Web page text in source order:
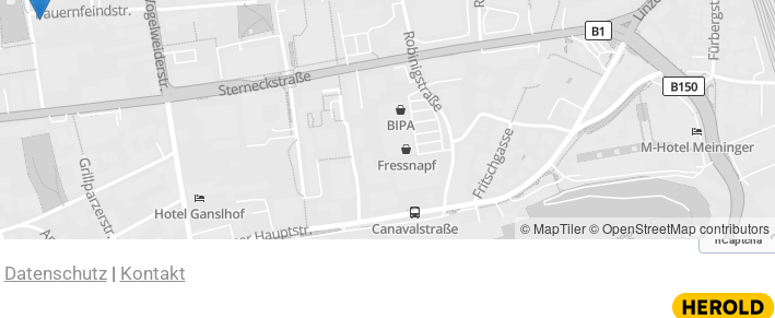
hCaptcha
© MapTiler© OpenStreetMap contributors
Datenschutz| Kontakt